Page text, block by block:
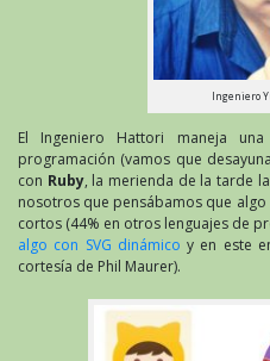
Ingeniero
El Ingeniero Hattori maneja
programación (vamos que desayuna
con Ruby, la merienda de la tarde
nosotros que pensábamos que
cortos (44% en otros lenguajes de
algo con SVG dinámico y en este
cortesía de Phil Maurer).